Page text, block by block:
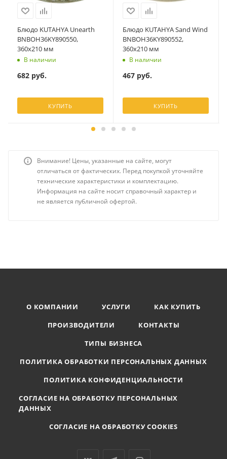
Блюдо KUTAHYA Unearth
BNBOH36KY890550,
360х210 мм
В наличии
682руб.
КУПИТЬ
Блюдо KUTAHYA Sand Wind
BNBOH36KY890552,
360х210 мм
В наличии
467руб.
КУПИТЬ
Внимание! Цены, указанные на сайте, могут
отличаться от фактических. Перед покупкой уточняйте
технические характеристики и комплектацию.
Информация на сайте носит справочный характер и
не является публичной офертой.
О КОМПАНИИ УСЛУГИ
КАК КУПИТЬ
ПРОИЗВОДИТЕЛИ
КОНТАКТЫ
ТИПЫ БИЗНЕСА
ПОЛИТИКА ОБРАБОТКИ ПЕРСОНАЛЬНЫХ ДАННЫХ
ПОЛИТИКА КОНФИДЕНЦИАЛЬНОСТИ
СОГЛАСИЕ НА ОБРАБОТКУ ПЕРСОНАЛЬНЫХ
ДАННЫХ
СОГЛАСИЕ НА ОБРАБОТКУ COOKIES